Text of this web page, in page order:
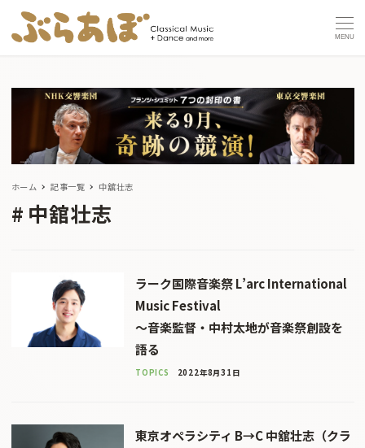
MENU
ホーム 記事一覧 中舘壮志
中舘壮志
ラーク国際音楽祭 L’arc International
Music Festival
〜音楽監督・中村太地が音楽祭創設を
語る
TOPICS 2022年8月31日
東京オペラシティ B→C 中舘壮志（クラ